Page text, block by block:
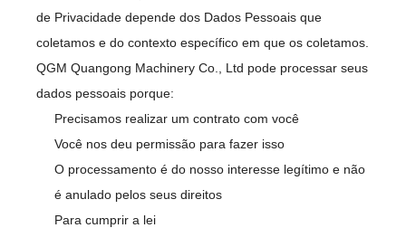
de Privacidade depende dos Dados Pessoais que
coletamos e do contexto específico em que os coletamos.
QGM Quangong Machinery Co., Ltd pode processar seus
dados pessoais porque:
Precisamos realizar um contrato com você
Você nos deu permissão para fazer isso
O processamento é do nosso interesse legítimo e não
é anulado pelos seus direitos
Para cumprir a lei